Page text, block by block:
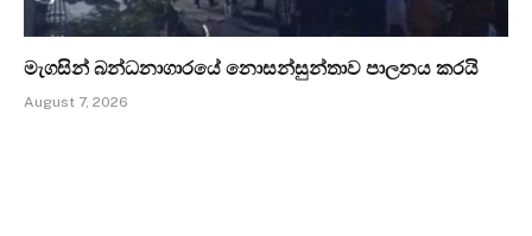
මැගසින් බන්ධනාගාරයේ නොසන්සුන්තාව පාලනය කරයි
August 7, 2026